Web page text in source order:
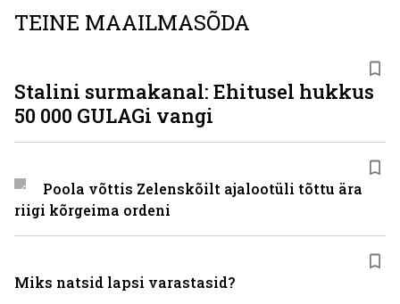
TEINE MAAILMASÕDA
Stalini surmakanal: Ehitusel hukkus
50 000 GULAGi vangi
Poola võttis Zelenskõilt ajalootüli tõttu ära
riigi kõrgeima ordeni
Miks natsid lapsi varastasid?